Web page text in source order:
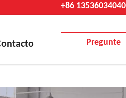
+86 13536034040
Pregunte
ahora